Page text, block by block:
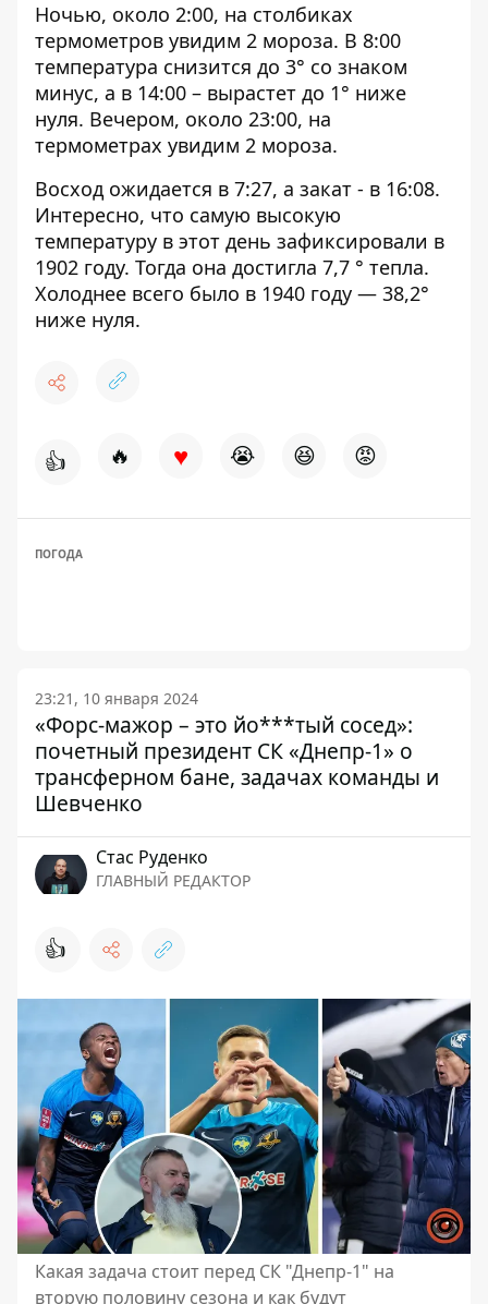
Ночью, около 2:00, на столбиках
термометров увидим 2 мороза. В 8:00
температура снизится до 3° со знаком
минус, а в 14:00 – вырастет до 1° ниже
нуля. Вечером, около 23:00, на
термометрах увидим 2 мороза.
Восход ожидается в 7:27, а закат - в 16:08.
Интересно, что самую высокую
температуру в этот день зафиксировали в
1902 году. Тогда она достигла 7,7 ° тепла.
Холоднее всего было в 1940 году — 38,2°
ниже нуля.
👍 🔥 ♥ 😭 😆 😡
ПОГОДА
23:21, 10 января 2024
«Форс-мажор – это йо***тый сосед»:
почетный президент СК «Днепр-1» о
трансферном бане, задачах команды и
Шевченко
Стаc Руденко
ГЛАВНЫЙ РЕДАКТОР
👍
Какая задача стоит перед СК "Днепр-1" на
вторую половину сезона и как будут